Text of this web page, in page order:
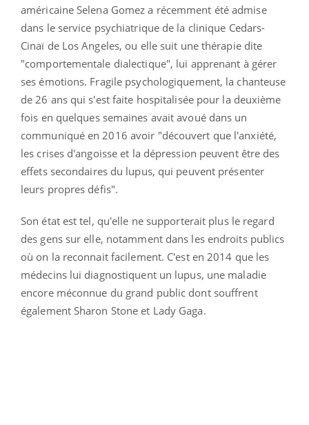
américaine Selena Gomez a récemment été admise
dans le service psychiatrique de la clinique Cedars-
Cinaï de Los Angeles, ou elle suit une thérapie dite
"comportementale dialectique", lui apprenant à gérer
ses émotions. Fragile psychologiquement, la chanteuse
de 26 ans qui s'est faite hospitalisée pour la deuxième
fois en quelques semaines avait avoué dans un
communiqué en 2016 avoir "découvert que l'anxiété,
les crises d'angoisse et la dépression peuvent être des
effets secondaires du lupus, qui peuvent présenter
leurs propres défis".
Son état est tel, qu'elle ne supporterait plus le regard
des gens sur elle, notamment dans les endroits publics
où on la reconnait facilement. C'est en 2014 que les
médecins lui diagnostiquent un lupus, une maladie
encore méconnue du grand public dont souffrent
également Sharon Stone et Lady Gaga.